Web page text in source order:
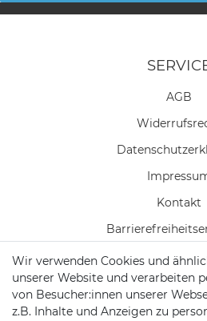
AGB
Kontakt
Zahlung &
Wir verwenden Cookies und
unserer Website und verarbeiten
von Besucher:innen unserer
z.B. Inhalte und Anzeigen zu